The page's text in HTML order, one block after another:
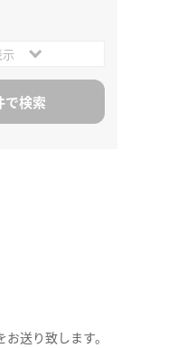
送り致します。